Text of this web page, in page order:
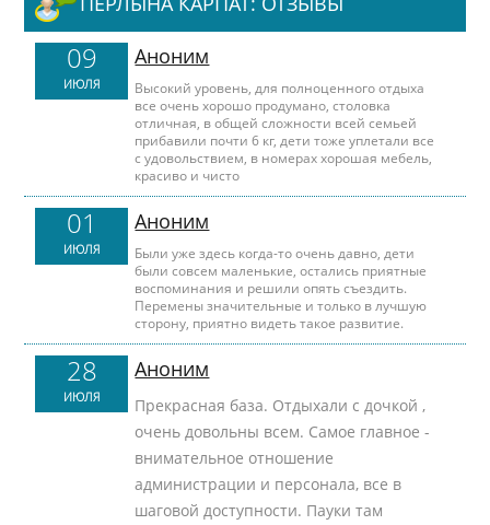
09
ИЮЛЯ
Аноним
Высокий уровень, для полноценного отдыха
все очень хорошо продумано, столовка
отличная, в общей сложности всей семьей
прибавили почти 6 кг, дети тоже уплетали все
с удовольствием, в номерах хорошая мебель,
красиво и чисто
01
ИЮЛЯ
Аноним
Были уже здесь когда-то очень давно, дети
были совсем маленькие, остались приятные
воспоминания и решили опять съездить.
Перемены значительные и только в лучшую
сторону, приятно видеть такое развитие.
28
ИЮЛЯ
Аноним
Прекрасная база. Отдыхали с дочкой ,
очень довольны всем. Самое главное -
внимательное отношение
администрации и персонала, все в
шаговой доступности. Пауки там